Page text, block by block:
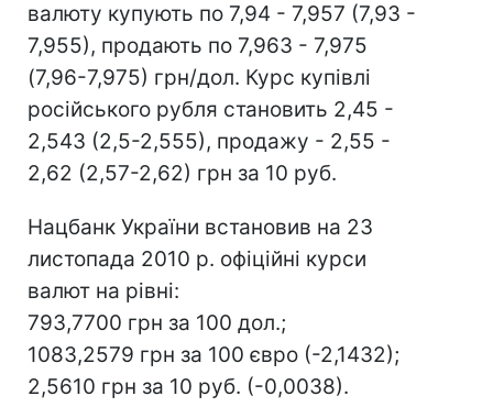
валюту купують по 7,94 - 7,957 (7,93 -
7,955), продають по 7,963 - 7,975
(7,96-7,975) грн/дол. Курс купівлі
російського рубля становить 2,45 -
2,543 (2,5-2,555), продажу - 2,55 -
2,62 (2,57-2,62) грн за 10 руб.
Нацбанк України встановив на 23
листопада 2010 р. офіційні курси
валют на рівні:
793,7700 грн за 100 дол.;
1083,2579 грн за 100 євро (-2,1432);
2,5610 грн за 10 руб. (-0,0038).